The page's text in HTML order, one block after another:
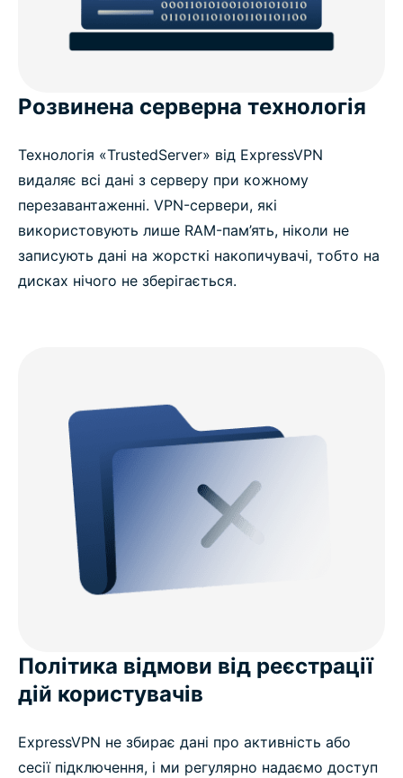
Розвинена серверна технологія
Технологія «TrustedServer» від ExpressVPN
видаляє всі дані з серверу при кожному
перезавантаженні. VPN-сервери, які
використовують лише RAM-пам’ять, ніколи не
записують дані на жорсткі накопичувачі, тобто на
дисках нічого не зберігається.
Політика відмови від реєстрації
дій користувачів
ExpressVPN не збирає дані про активність або
сесії підключення, і ми регулярно надаємо доступ